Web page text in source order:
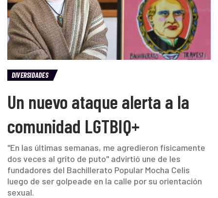
DIVERSIDADES
Un nuevo ataque alerta a la
comunidad LGTBIQ+
"En las últimas semanas, me agredieron físicamente
dos veces al grito de puto" advirtió une de les
fundadores del Bachillerato Popular Mocha Celis
luego de ser golpeade en la calle por su orientación
sexual.